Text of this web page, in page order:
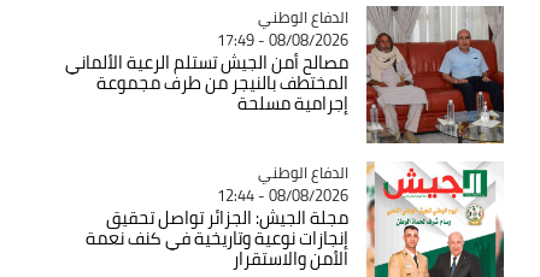
Catégorie
الدفاع الوطني
08/08/2026 - 17:49
مصالح أمن الجيش تستلم الرعية الألماني
المختطف بالنيجر من طرف مجموعة
إجرامية مسلحة
Catégorie
الدفاع الوطني
08/08/2026 - 12:44
مجلة الجيش: الجزائر تواصل تحقيق
إنجازات نوعية وتاريخية في كنف نعمة
الأمن والاستقرار